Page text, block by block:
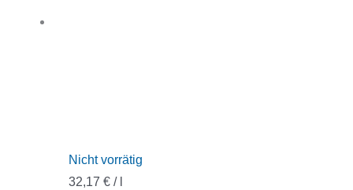
Nicht vorrätig
32,17 €/